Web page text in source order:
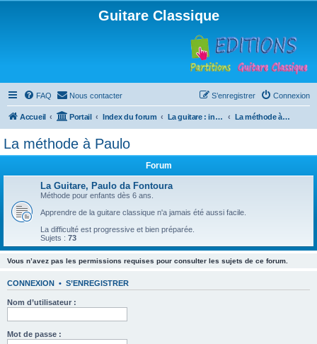
Guitare Classique
FAQ Nous contacter Connexion
S’enregistrer
Accueil Portail Index du forum La guitare : instrument, cours et théorie La méthode à Paulo
La méthode à Paulo
Forum
La Guitare, Paulo da Fontoura
Méthode pour enfants dès 6 ans.
Apprendre de la guitare classique n'a jamais été aussi facile.
La difficulté est progressive et bien préparée.
Sujets : 73
Vous n’avez pas les permissions requises pour consulter les sujets de ce forum.
CONNEXION • S’ENREGISTRER
Nom d’utilisateur :
Mot de passe :